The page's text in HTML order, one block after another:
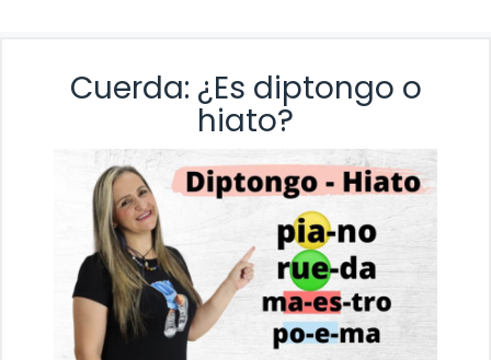
Cuerda: ¿Es diptongo o
hiato?